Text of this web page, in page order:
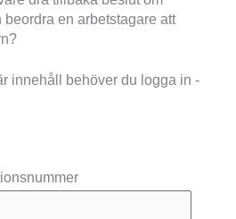
en arbetstagare att
innehåll behöver du logga in -